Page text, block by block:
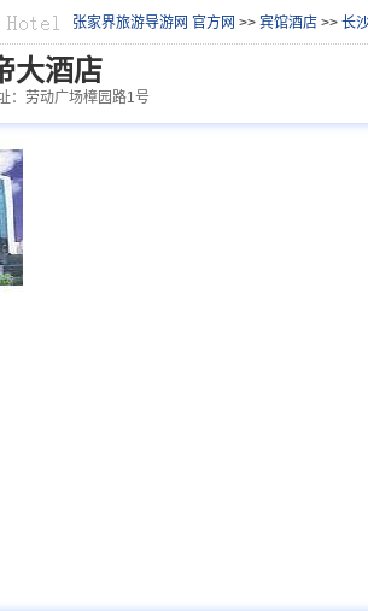
张家界旅游导游网 官方网 >> 宾馆酒店 >> 长
大酒店
：劳动广场樟园路1号